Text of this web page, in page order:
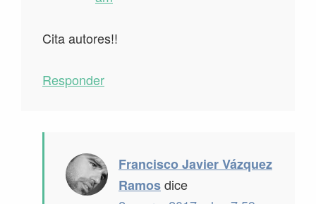
Cita autores!!
Responder
Francisco Javier Vázquez
Ramosdice